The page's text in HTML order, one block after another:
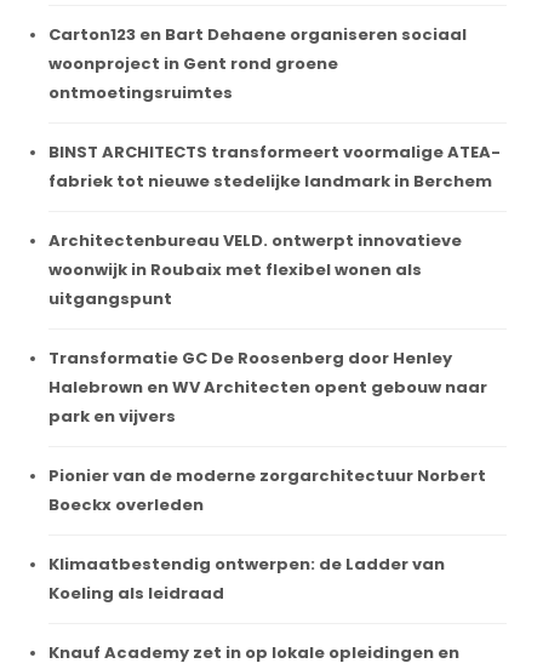
Carton123 en Bart Dehaene organiseren sociaal
woonproject in Gent rond groene
ontmoetingsruimtes
BINST ARCHITECTS transformeert voormalige ATEA-
fabriek tot nieuwe stedelijke landmark in Berchem
Architectenbureau VELD. ontwerpt innovatieve
woonwijk in Roubaix met flexibel wonen als
uitgangspunt
Transformatie GC De Roosenberg door Henley
Halebrown en WV Architecten opent gebouw naar
park en vijvers
Pionier van de moderne zorgarchitectuur Norbert
Boeckx overleden
Klimaatbestendig ontwerpen: de Ladder van
Koeling als leidraad
Knauf Academy zet in op lokale opleidingen en